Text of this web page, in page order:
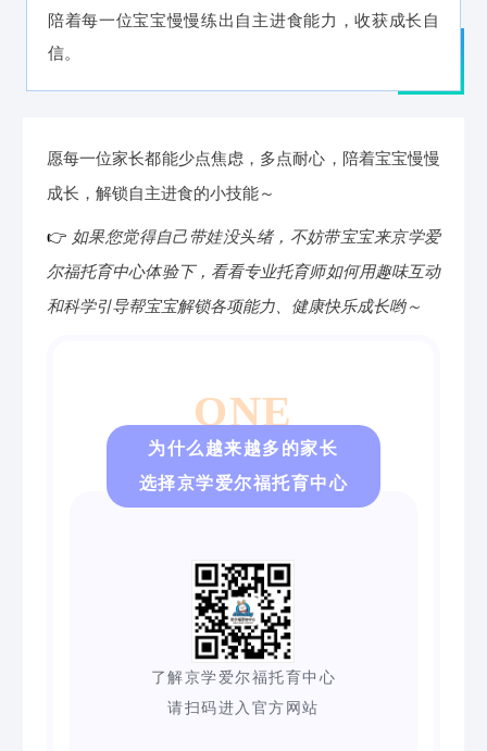
陪着每一位宝宝慢慢练出自主进食能力，收获成长自
信。
愿每一位家长都能少点焦虑，多点耐心，陪着宝宝慢慢
成长，解锁自主进食的小技能～
👉 如果您觉得自己带娃没头绪，不妨带宝宝来京学爱
尔福托育中心体验下，看看专业托育师如何用趣味互动
和科学引导帮宝宝解锁各项能力、健康快乐成长哟～
ONE
为什么越来越多的家长
选择京学爱尔福托育中心
了解京学爱尔福托育中心
请扫码进入官方网站